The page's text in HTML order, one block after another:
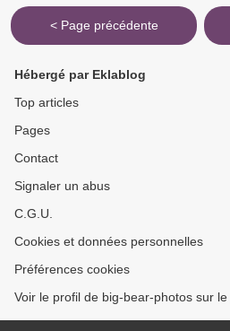
< Page précédente
Hébergé par Eklablog
Top articles
Pages
Contact
Signaler un abus
C.G.U.
Cookies et données personnelles
Préférences cookies
Voir le profil de big-bear-photos sur